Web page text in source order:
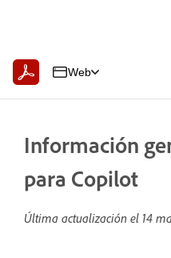
Web
Información
para Copilot
Última actualización el 14